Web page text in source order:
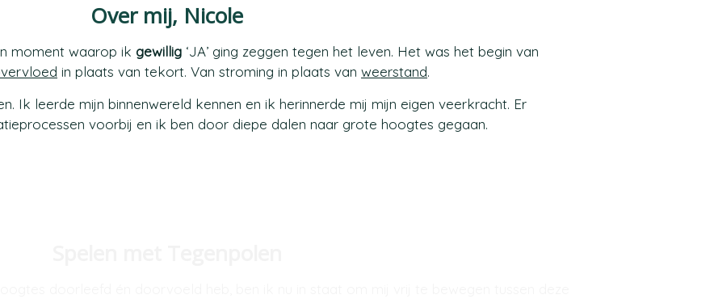
Over mij, Nicole
moment waarop ik gewillig ‘JA’ ging zeggen tegen het leven. Het was het begin van
in plaats van tekort. Van stroming in plaats van weerstand.
Ik leerde mijn binnenwereld kennen en ik herinnerde mij mijn eigen veerkracht. Er
voorbij en ik ben door diepe dalen naar grote hoogtes gegaan.